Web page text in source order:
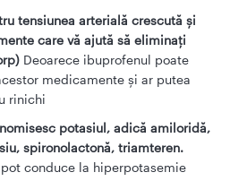
tensiunea arterială crescută și
care vă ajută să eliminați
Deoarece ibuprofenul poate
medicamente și ar putea
rinichi
potasiul, adică amiloridă,
spironolactonă, triamteren.
conduce la hiperpotasemie